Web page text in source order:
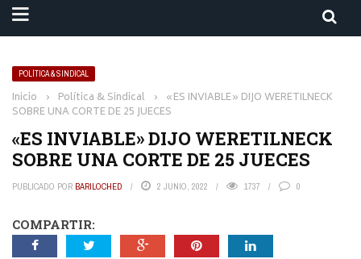
POLÍTICA & SINDICAL
Inicio › Política & Sindical › «ES INVIABLE» DIJO WERETILNECK
SOBRE UNA CORTE DE 25 JUECES
«ES INVIABLE» DIJO WERETILNECK
SOBRE UNA CORTE DE 25 JUECES
PUBLICADO POR BARILOCHED 2 JUNIO, 2022 1737 0
COMPARTIR: